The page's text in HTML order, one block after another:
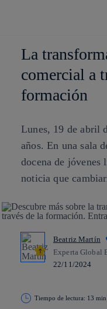
La
comercial a
formación
Lunes, 19 de abril
años. En una sala
docena de jóvenes
noticia que
Beatriz Martín
Experta Global
22/11/2024
Tiempo de lectura: 13 min